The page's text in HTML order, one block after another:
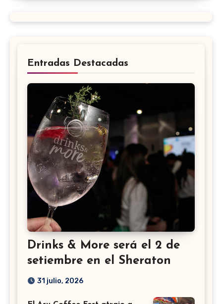
Entradas Destacadas
Drinks & More será el 2 de
setiembre en el Sheraton
31 julio, 2026